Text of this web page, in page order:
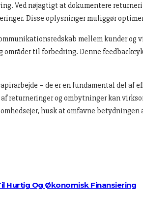
Ved nøjagtigt at dokumentere
Disse oplysninger muliggør
mellem kunder og
til forbedring. Denne
– de er en fundamental del
returneringer og ombytninger kan
husk at omfavne
Hurtig Og Økonomisk Finansiering